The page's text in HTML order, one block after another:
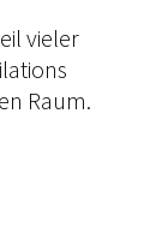
vieler
Raum.